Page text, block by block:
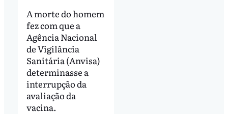
A morte do homem
fez com que a
Agência Nacional
de Vigilância
Sanitária (Anvisa)
determinasse a
interrupção da
avaliação da
vacina.